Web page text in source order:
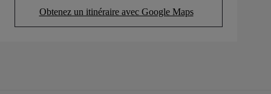
Obtenez un itinéraire avec Google Maps
(Opens in new tab)